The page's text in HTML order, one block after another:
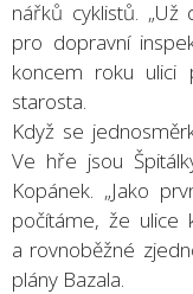
nářků cyklistů. „Už
pro dopravní
koncem roku ulici
starosta.
Když se
Ve hře jsou
Kopánek. „Jako
počítáme, že ulice
a rovnoběžné
plány Bazala.